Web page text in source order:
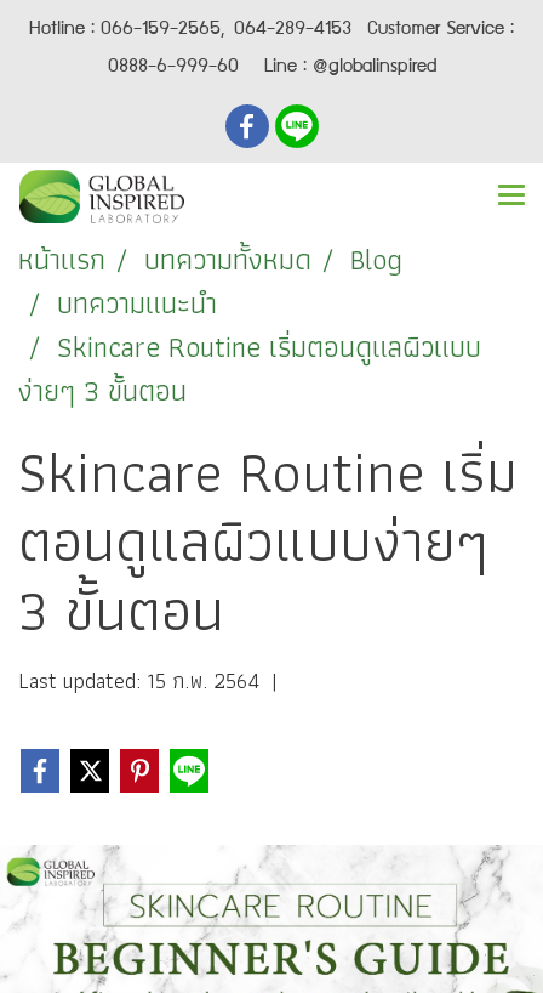
Hotline : 066-159-2565, 064-289-4153 Customer Service :
0888-6-999-60 Line : @globalinspired
หน้าแรก บทความทั้งหมด
Blog
บทความแนะนำ
Skincare Routine เริ่มตอนดูแลผิวแบบ
ง่ายๆ 3 ขั้นตอน
Skincare Routine เริ่ม
ตอนดูแลผิวแบบง่ายๆ
3 ขั้นตอน
Last updated: 15 ก.พ. 2564 |